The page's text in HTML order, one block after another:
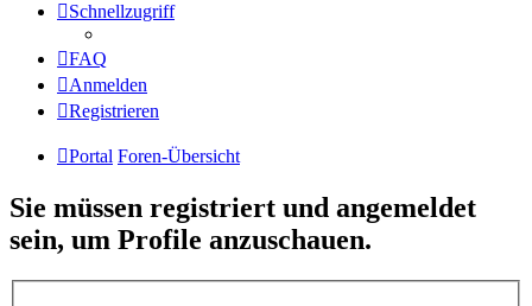
Schnellzugriff
FAQ
Anmelden
Registrieren
Portal Foren-Übersicht
Sie müssen registriert und angemeldet
sein, um Profile anzuschauen.